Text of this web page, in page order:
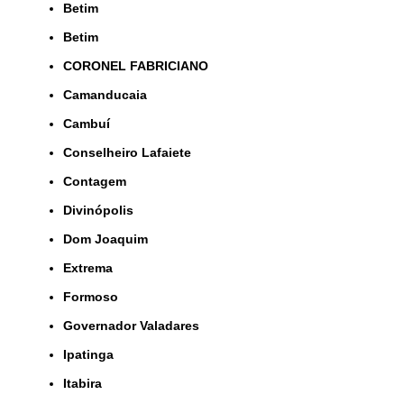
Betim
Betim
CORONEL FABRICIANO
Camanducaia
Cambuí
Conselheiro Lafaiete
Contagem
Divinópolis
Dom Joaquim
Extrema
Formoso
Governador Valadares
Ipatinga
Itabira